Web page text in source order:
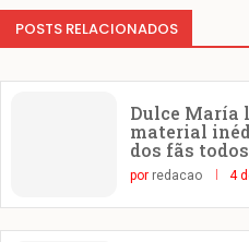
POSTS RELACIONADOS
Dulce María
material
dos fãs
por redacao 4